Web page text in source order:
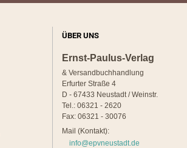
ÜBER UNS
Ernst-Paulus-Verlag
& Versandbuchhandlung
Erfurter Straße 4
D - 67433 Neustadt / Weinstr.
Tel.: 06321 - 2620
Fax: 06321 - 30076
Mail (Kontakt):
info@epvneustadt.de